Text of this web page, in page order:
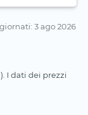
: 3 ago 2026
I dati dei prezzi